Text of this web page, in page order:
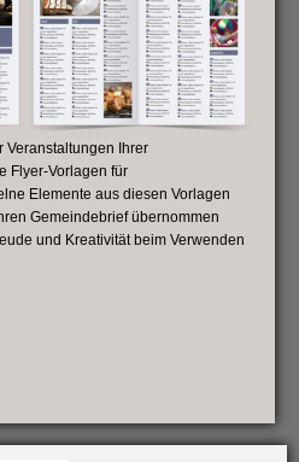
Veranstaltungen Ihrer
Flyer-Vorlagen für
Elemente aus diesen Vorlagen
Gemeindebrief übernommen
und Kreativität beim Verwenden